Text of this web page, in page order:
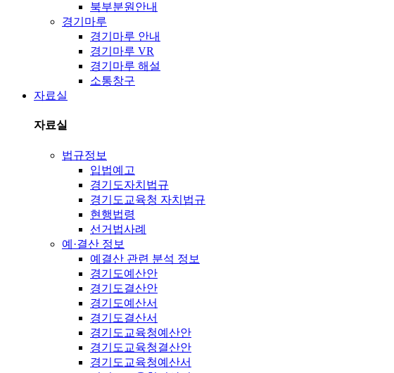
북부분원안내
경기마루
경기마루 안내
경기마루 VR
경기마루 해설
소통창구
자료실
자료실
법규정보
입법예고
경기도자치법규
경기도교육청 자치법규
현행법령
선거법사례
예·결산 정보
예결산 관련 분석 정보
경기도예산안
경기도결산안
경기도예산서
경기도결산서
경기도교육청예산안
경기도교육청결산안
경기도교육청예산서